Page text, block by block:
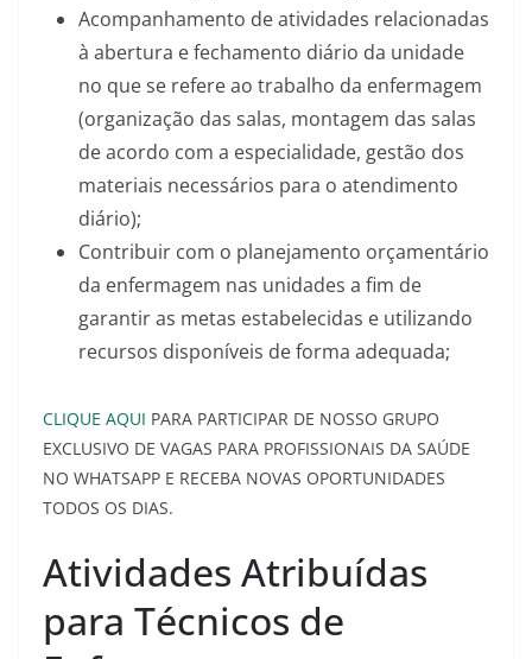
Acompanhamento de atividades relacionadas
à abertura e fechamento diário da unidade
no que se refere ao trabalho da enfermagem
(organização das salas, montagem das salas
de acordo com a especialidade, gestão dos
materiais necessários para o atendimento
diário);
Contribuir com o planejamento orçamentário
da enfermagem nas unidades a fim de
garantir as metas estabelecidas e utilizando
recursos disponíveis de forma adequada;
CLIQUE AQUI PARA PARTICIPAR DE NOSSO GRUPO
EXCLUSIVO DE VAGAS PARA PROFISSIONAIS DA SAÚDE
NO WHATSAPP E RECEBA NOVAS OPORTUNIDADES
TODOS OS DIAS.
Atividades Atribuídas
para Técnicos de